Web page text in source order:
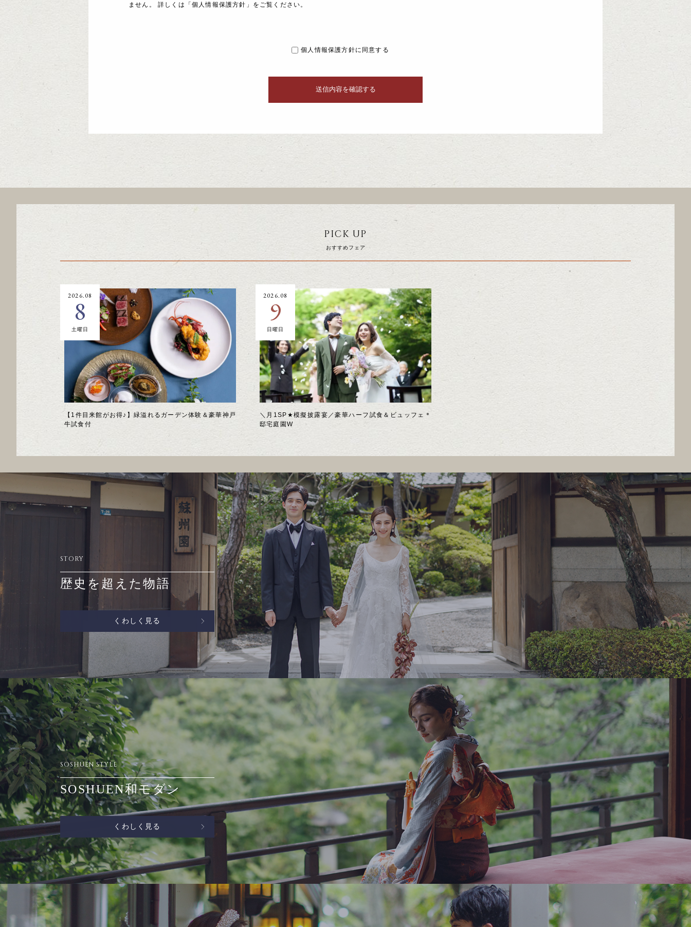
ません。 詳しくは「個人情報保護方針」をご覧ください。
個人情報保護方針に同意する
PICK UP
おすすめフェア
【1件目来館がお得♪】緑溢れるガーデン体験＆豪華神戸
牛試食付
2026.08
8
土曜日
＼月1SP★模擬披露宴／豪華ハーフ試食＆ビュッフェ＊
邸宅庭園W
2026.08
9
日曜日
STORY
歴史を超えた物語
くわしく見る
SOSHUEN STYLE
SOSHUEN和モダン
くわしく見る